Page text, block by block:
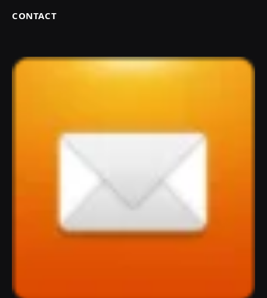
CONTACT